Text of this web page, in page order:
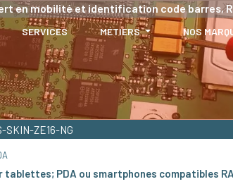
en mobilité et identification code barres,
SERVICES MÉTIERS NOS
SKIN-ZE16-NG
tablettes; PDA ou smartphones compatibles